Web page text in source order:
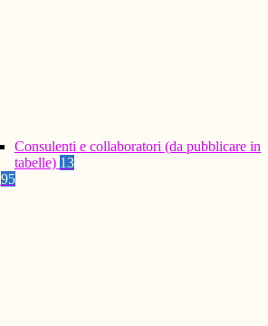
Consulenti e collaboratori (da pubblicare in
tabelle) 13
95